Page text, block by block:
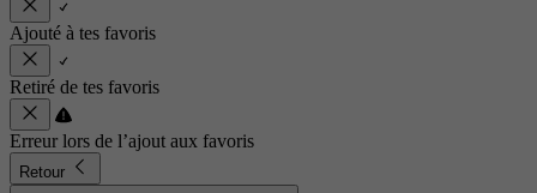
Ajouté à tes favoris
Retiré de tes favoris
Erreur lors de l’ajout aux favoris
Retour